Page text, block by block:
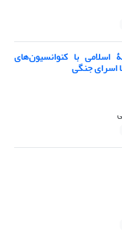
با کنوانسیون‌های